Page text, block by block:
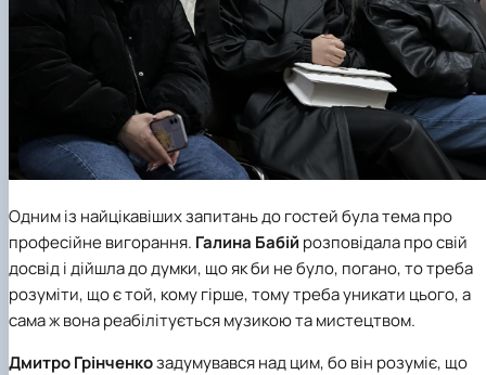
Одним із найцікавіших запитань до гостей була тема про
професійне вигорання. Галина Бабій розповідала про свій
досвід і дійшла до думки, що як би не було, погано, то треба
розуміти, що є той, кому гірше, тому треба уникати цього, а
сама ж вона реабілітується музикою та мистецтвом.
Дмитро Грінченкозадумувався над цим, бо він розуміє, що